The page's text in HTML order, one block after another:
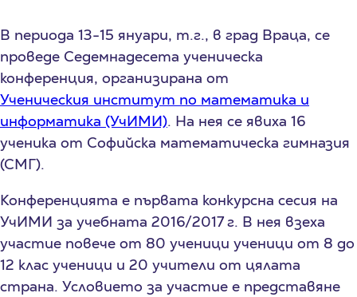
В периода 13-15 януари, т.г., в град Враца, се
проведе Седемнадесета ученическа
конференция, организирана от
Ученическия институт по математика и
информатика (УчИМИ). На нея се явиха 16
ученика от Софийска математическа гимназия
(СМГ).
Конференцията е първата конкурсна сесия на
УчИМИ за учебната 2016/2017 г. В нея взеха
участие повече от 80 ученици ученици от 8 до
12 клас ученици и 20 учители от цялата
страна. Условието за участие е представяне